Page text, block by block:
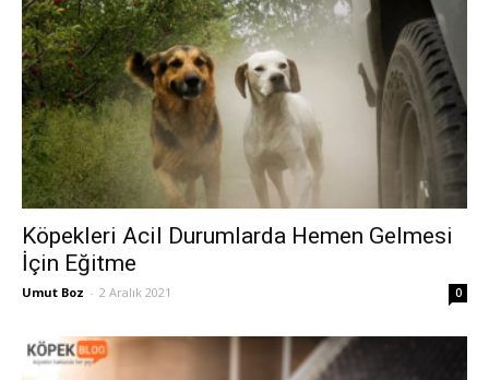
Köpekleri Acil Durumlarda Hemen Gelmesi
İçin Eğitme
Umut Boz - 2 Aralık 2021 0